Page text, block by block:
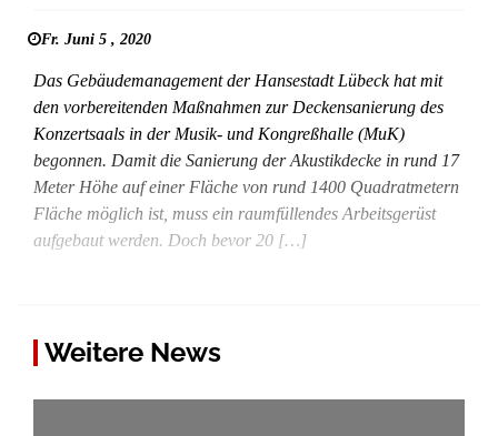
Fr. Juni 5 , 2020
Das Gebäudemanagement der Hansestadt Lübeck hat mit
den vorbereitenden Maßnahmen zur Deckensanierung des
Konzertsaals in der Musik- und Kongreßhalle (MuK)
begonnen. Damit die Sanierung der Akustikdecke in rund 17
Meter Höhe auf einer Fläche von rund 1400 Quadratmetern
Fläche möglich ist, muss ein raumfüllendes Arbeitsgerüst
aufgebaut werden. Doch bevor 20 […]
Weitere News